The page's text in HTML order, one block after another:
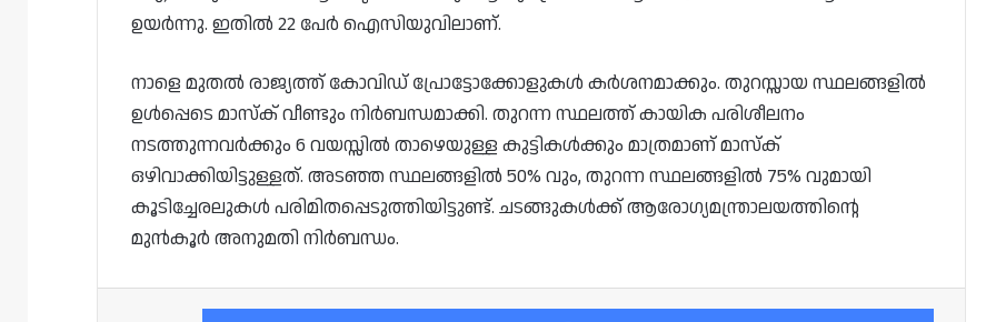
ഉയർന്നു. ഇതിൽ 22 പേർ ഐസിയുവിലാണ്.
നാളെ മുതൽ രാജ്യത്ത് കോവിഡ് പ്രോട്ടോക്കോളുകൾ കർശനമാക്കും. തുറസ്സായ സ്ഥലങ്ങളിൽ
ഉൾപ്പെടെ മാസ്‌ക് വീണ്ടും നിർബന്ധമാക്കി. തുറന്ന സ്ഥലത്ത് കായിക പരിശീലനം
നടത്തുന്നവർക്കും 6 വയസ്സിൽ താഴെയുള്ള കുട്ടികൾക്കും മാത്രമാണ് മാസ്‌ക്
ഒഴിവാക്കിയിട്ടുള്ളത്. അടഞ്ഞ സ്ഥലങ്ങളിൽ 50% വും, തുറന്ന സ്ഥലങ്ങളിൽ 75% വുമായി
കൂടിച്ചേരലുകൾ പരിമിതപ്പെടുത്തിയിട്ടുണ്ട്. ചടങ്ങുകൾക്ക് ആരോഗ്യമന്ത്രാലയത്തിന്റെ
മുൻകൂർ അനുമതി നിർബന്ധം.
Facebook